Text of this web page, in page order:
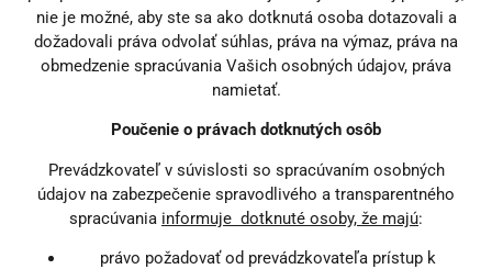
nie je možné, aby ste sa ako dotknutá osoba dotazovali a
dožadovali práva odvolať súhlas, práva na výmaz, práva na
obmedzenie spracúvania Vašich osobných údajov, práva
namietať.
Poučenie o právach dotknutých osôb
Prevádzkovateľ v súvislosti so spracúvaním osobných
údajov na zabezpečenie spravodlivého a transparentného
spracúvania informuje dotknuté osoby, že majú:
právo požadovať od prevádzkovateľa prístup k